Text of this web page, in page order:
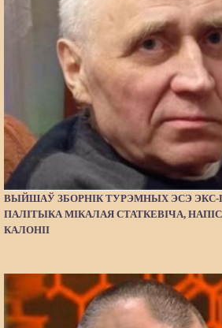
ВЫЙШАЎ ЗБОРНІК ТУРЭМНЫХ ЭСЭ ЭКС-
ПАЛІТЫКА МІКАЛАЯ СТАТКЕВІЧА,
КАЛОНІІ